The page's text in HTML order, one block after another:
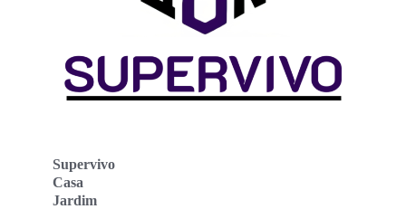
Supervivo
Casa
Jardim